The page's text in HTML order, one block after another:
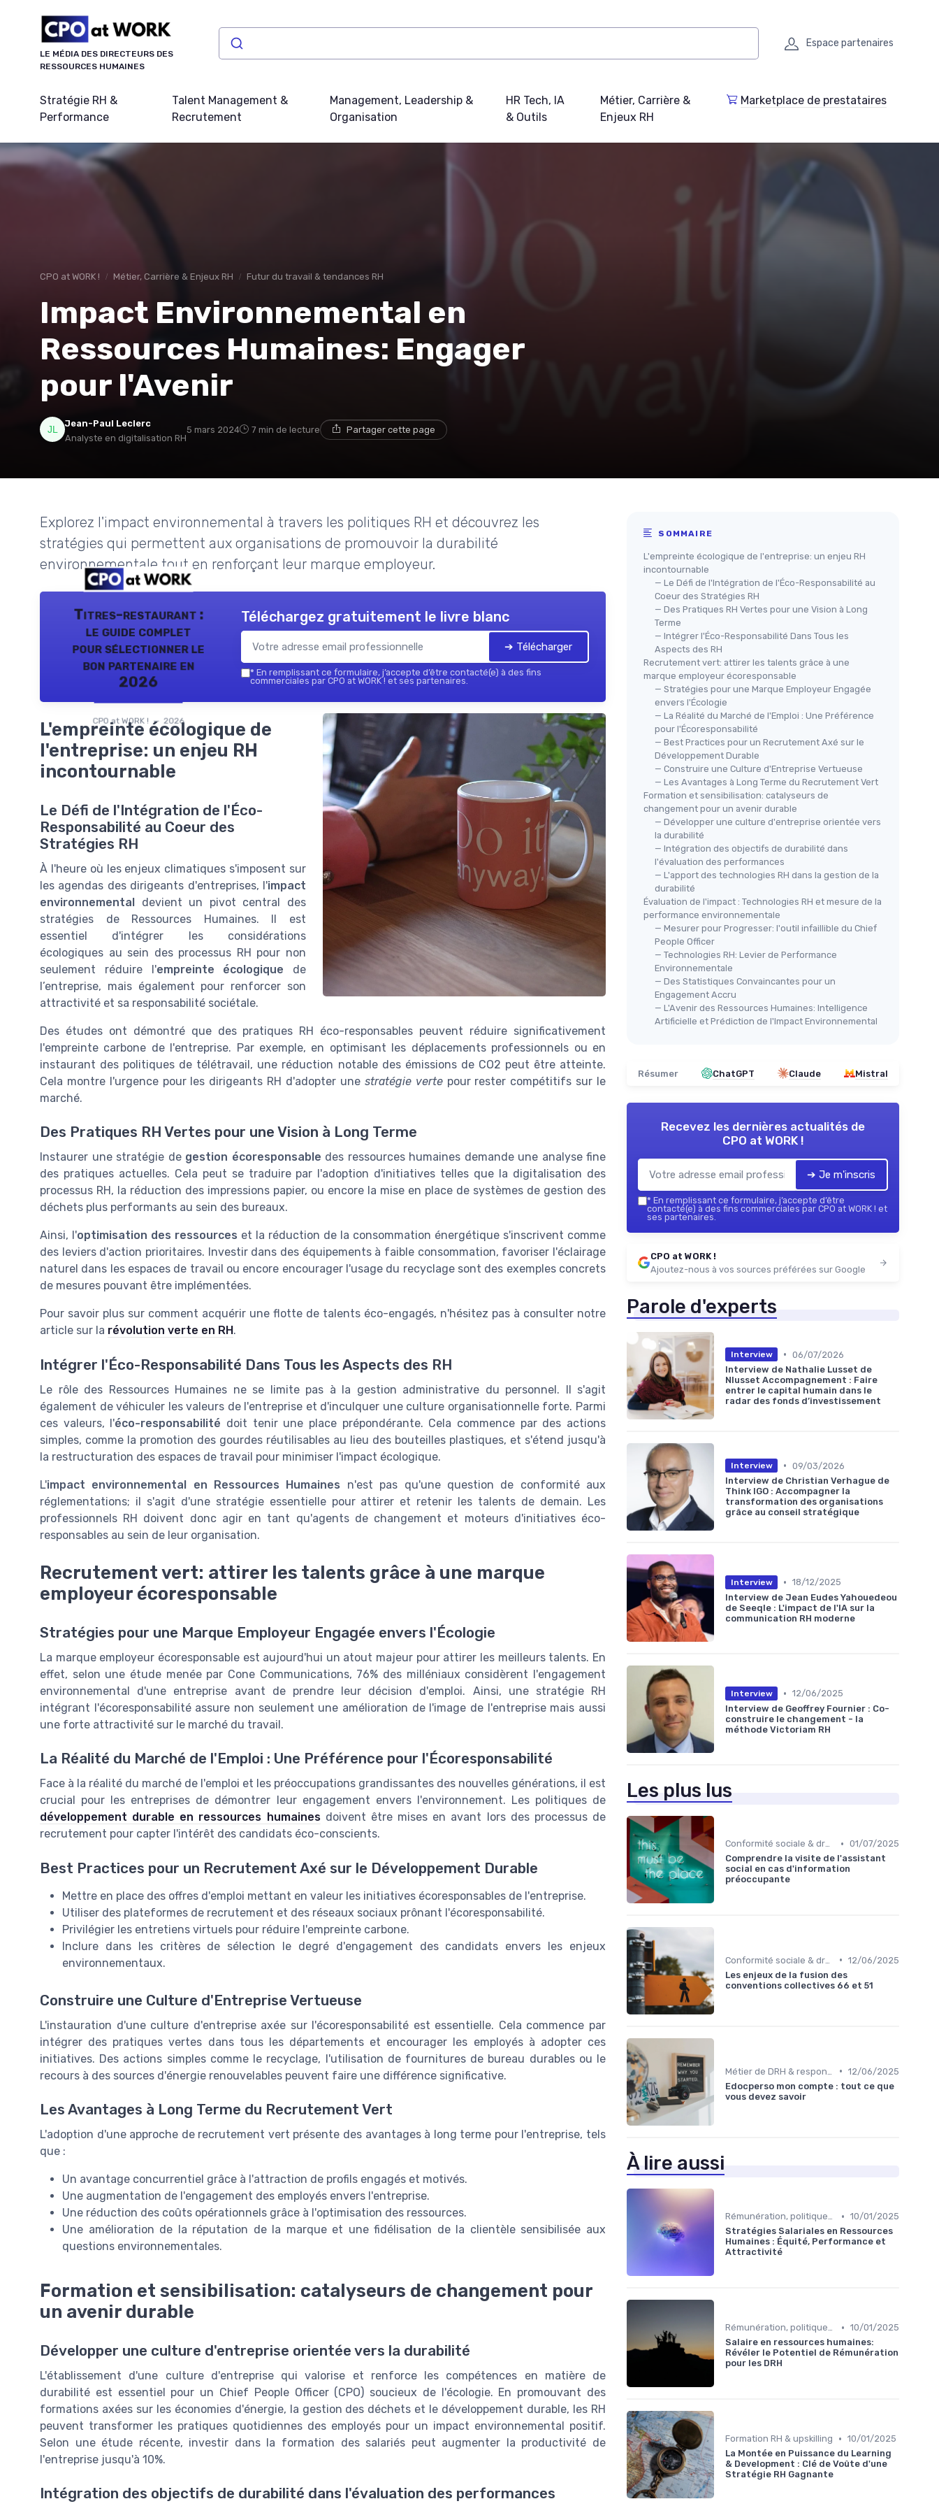
LE MÉDIA DES DIRECTEURS DES
RESSOURCES HUMAINES
Espace partenaires
Stratégie RH &
Performance
Talent Management &
Recrutement
Management, Leadership &
Organisation
HR Tech, IA
& Outils
Métier, Carrière &
Enjeux RH
Marketplace de prestataires
CPO at WORK ! Métier, Carrière & Enjeux RH Futur du travail & tendances RH
Impact Environnemental en
Ressources Humaines: Engager
pour l'Avenir
Jean-Paul Leclerc
Analyste en digitalisation RH
5 mars 2024 7 min de lecture Partager cette page
Explorez l'impact environnemental à travers les politiques RH et découvrez les
stratégies qui permettent aux organisations de promouvoir la durabilité
environnementale tout en renforçant leur marque employeur.
Titres-restaurant :
le guide complet
pour sélectionner le
bon partenaire en
2026
CPO at WORK ! — 2026
Téléchargez gratuitement le livre blanc
➔ Télécharger
* En remplissant ce formulaire, j’accepte d’être contacté(e) à des fins
commerciales par CPO at WORK ! et ses partenaires.
L'empreinte écologique de
l'entreprise: un enjeu RH
incontournable
Le Défi de l'Intégration de l'Éco-
Responsabilité au Coeur des
Stratégies RH
À l'heure où les enjeux climatiques s'imposent sur
les agendas des dirigeants d'entreprises, l'impact
environnemental devient un pivot central des
stratégies de Ressources Humaines. Il est
essentiel d'intégrer les considérations
écologiques au sein des processus RH pour non
seulement réduire l'empreinte écologique de
l’entreprise, mais également pour renforcer son
attractivité et sa responsabilité sociétale.
Des études ont démontré que des pratiques RH éco-responsables peuvent réduire significativement
l'empreinte carbone de l'entreprise. Par exemple, en optimisant les déplacements professionnels ou en
instaurant des politiques de télétravail, une réduction notable des émissions de CO2 peut être atteinte.
Cela montre l'urgence pour les dirigeants RH d'adopter une stratégie vertepour rester compétitifs sur le
marché.
Des Pratiques RH Vertes pour une Vision à Long Terme
Instaurer une stratégie de gestion écoresponsable des ressources humaines demande une analyse fine
des pratiques actuelles. Cela peut se traduire par l'adoption d'initiatives telles que la digitalisation des
processus RH, la réduction des impressions papier, ou encore la mise en place de systèmes de gestion des
déchets plus performants au sein des bureaux.
Ainsi, l'optimisation des ressources et la réduction de la consommation énergétique s'inscrivent comme
des leviers d'action prioritaires. Investir dans des équipements à faible consommation, favoriser l'éclairage
naturel dans les espaces de travail ou encore encourager l'usage du recyclage sont des exemples concrets
de mesures pouvant être implémentées.
Pour savoir plus sur comment acquérir une flotte de talents éco-engagés, n'hésitez pas à consulter notre
article sur la révolution verte en RH .
Intégrer l'Éco-Responsabilité Dans Tous les Aspects des RH
Le rôle des Ressources Humaines ne se limite pas à la gestion administrative du personnel. Il s'agit
également de véhiculer les valeurs de l'entreprise et d'inculquer une culture organisationnelle forte. Parmi
ces valeurs, l'éco-responsabilité doit tenir une place prépondérante. Cela commence par des actions
simples, comme la promotion des gourdes réutilisables au lieu des bouteilles plastiques, et s'étend jusqu'à
la restructuration des espaces de travail pour minimiser l'impact écologique.
L'impact environnemental en Ressources Humaines n'est pas qu'une question de conformité aux
réglementations; il s'agit d'une stratégie essentielle pour attirer et retenir les talents de demain. Les
professionnels RH doivent donc agir en tant qu'agents de changement et moteurs d'initiatives éco-
responsables au sein de leur organisation.
Recrutement vert: attirer les talents grâce à une marque
employeur écoresponsable
Stratégies pour une Marque Employeur Engagée envers l'Écologie
La marque employeur écoresponsable est aujourd'hui un atout majeur pour attirer les meilleurs talents. En
effet, selon une étude menée par Cone Communications, 76% des milléniaux considèrent l'engagement
environnemental d'une entreprise avant de prendre leur décision d'emploi. Ainsi, une stratégie RH
intégrant l'écoresponsabilité assure non seulement une amélioration de l'image de l'entreprise mais aussi
une forte attractivité sur le marché du travail.
La Réalité du Marché de l'Emploi : Une Préférence pour l'Écoresponsabilité
Face à la réalité du marché de l'emploi et les préoccupations grandissantes des nouvelles générations, il est
crucial pour les entreprises de démontrer leur engagement envers l'environnement. Les politiques de
développement durable en ressources humainesdoivent être mises en avant lors des processus de
recrutement pour capter l'intérêt des candidats éco-conscients.
Best Practices pour un Recrutement Axé sur le Développement Durable
Mettre en place des offres d'emploi mettant en valeur les initiatives écoresponsables de l'entreprise.
Utiliser des plateformes de recrutement et des réseaux sociaux prônant l'écoresponsabilité.
Privilégier les entretiens virtuels pour réduire l'empreinte carbone.
Inclure dans les critères de sélection le degré d'engagement des candidats envers les enjeux
environnementaux.
Construire une Culture d'Entreprise Vertueuse
L'instauration d'une culture d'entreprise axée sur l'écoresponsabilité est essentielle. Cela commence par
intégrer des pratiques vertes dans tous les départements et encourager les employés à adopter ces
initiatives. Des actions simples comme le recyclage, l'utilisation de fournitures de bureau durables ou le
recours à des sources d'énergie renouvelables peuvent faire une différence significative.
Les Avantages à Long Terme du Recrutement Vert
L'adoption d'une approche de recrutement vert présente des avantages à long terme pour l'entreprise, tels
que :
Un avantage concurrentiel grâce à l'attraction de profils engagés et motivés.
Une augmentation de l'engagement des employés envers l'entreprise.
Une réduction des coûts opérationnels grâce à l'optimisation des ressources.
Une amélioration de la réputation de la marque et une fidélisation de la clientèle sensibilisée aux
questions environnementales.
Formation et sensibilisation: catalyseurs de changement pour
un avenir durable
Développer une culture d'entreprise orientée vers la durabilité
L'établissement d'une culture d'entreprise qui valorise et renforce les compétences en matière de
durabilité est essentiel pour un Chief People Officer (CPO) soucieux de l'écologie. En promouvant des
formations axées sur les économies d'énergie, la gestion des déchets et le développement durable, les RH
peuvent transformer les pratiques quotidiennes des employés pour un impact environnemental positif.
Selon une étude récente, investir dans la formation des salariés peut augmenter la productivité de
l'entreprise jusqu'à 10%.
Intégration des objectifs de durabilité dans l'évaluation des performances
SOMMAIRE
L'empreinte écologique de l'entreprise: un enjeu RH
incontournable
— Le Défi de l'Intégration de l'Éco-Responsabilité au
Coeur des Stratégies RH
— Des Pratiques RH Vertes pour une Vision à Long
Terme
— Intégrer l'Éco-Responsabilité Dans Tous les
Aspects des RH
Recrutement vert: attirer les talents grâce à une
marque employeur écoresponsable
— Stratégies pour une Marque Employeur Engagée
envers l'Écologie
— La Réalité du Marché de l'Emploi : Une Préférence
pour l'Écoresponsabilité
— Best Practices pour un Recrutement Axé sur le
Développement Durable
— Construire une Culture d'Entreprise Vertueuse
— Les Avantages à Long Terme du Recrutement Vert
Formation et sensibilisation: catalyseurs de
changement pour un avenir durable
— Développer une culture d'entreprise orientée vers
la durabilité
— Intégration des objectifs de durabilité dans
l'évaluation des performances
— L'apport des technologies RH dans la gestion de la
durabilité
Évaluation de l'impact : Technologies RH et mesure de la
performance environnementale
— Mesurer pour Progresser: l'outil infaillible du Chief
People Officer
— Technologies RH: Levier de Performance
Environnementale
— Des Statistiques Convaincantes pour un
Engagement Accru
— L'Avenir des Ressources Humaines: Intelligence
Artificielle et Prédiction de l'Impact Environnemental
Résumer ChatGPT Claude Mistral
Recevez les dernières actualités de
CPO at WORK !
➔ Je m'inscris
* En remplissant ce formulaire, j’accepte d’être
contacté(e) à des fins commerciales par CPO at WORK ! et
ses partenaires.
CPO at WORK !
Ajoutez-nous à vos sources préférées sur Google
Parole d'experts
Interview • 06/07/2026
Interview de Nathalie Lusset de
Nlusset Accompagnement : Faire
entrer le capital humain dans le
radar des fonds d’investissement
Interview • 09/03/2026
Interview de Christian Verhague de
Think IGO : Accompagner la
transformation des organisations
grâce au conseil stratégique
Interview • 18/12/2025
Interview de Jean Eudes Yahouedeou
de Seeqle : L'impact de l'IA sur la
communication RH moderne
Interview • 12/06/2025
Interview de Geoffrey Fournier : Co-
construire le changement - la
méthode Victoriam RH
Les plus lus
Conformité sociale & droit du travail • 01/07/2025
Comprendre la visite de l'assistant
social en cas d'information
préoccupante
• 12/06/2025
Les enjeux de la fusion des
conventions collectives 66 et 51
• 12/06/2025
Edocperso mon compte : tout ce que
vous devez savoir
À lire aussi
Rémunération, politiques salariales & benefits • 10/01/2025
Stratégies Salariales en Ressources
Humaines : Équité, Performance et
Attractivité
Rémunération, politiques salariales & benefits • 10/01/2025
Salaire en ressources humaines:
Révéler le Potentiel de Rémunération
pour les DRH
Formation RH & upskilling • 10/01/2025
La Montée en Puissance du Learning
& Development : Clé de Voûte d'une
Stratégie RH Gagnante